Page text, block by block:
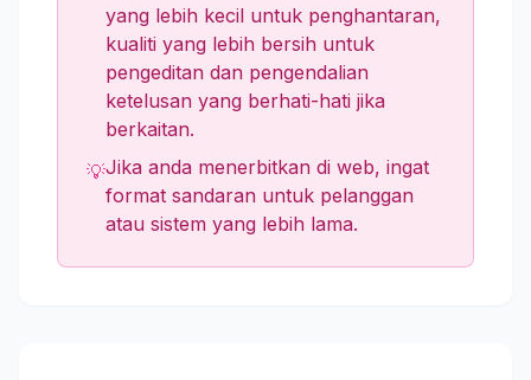
yang lebih kecil untuk penghantaran,
kualiti yang lebih bersih untuk
pengeditan dan pengendalian
ketelusan yang berhati-hati jika
berkaitan.
💡Jika anda menerbitkan di web, ingat
format sandaran untuk pelanggan
atau sistem yang lebih lama.